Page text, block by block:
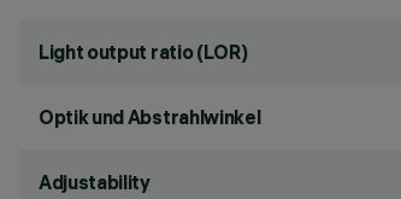
Light output ratio (LOR)
Optik und Abstrahlwinkel
Adjustability